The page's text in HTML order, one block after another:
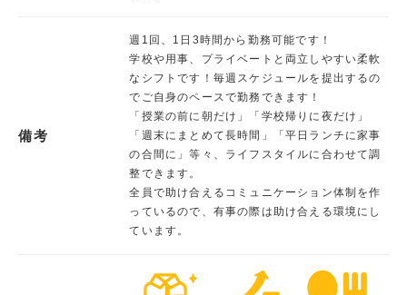
備考
週1回、1日3時間から勤務可能です！
学校や用事、プライベートと両立しやすい柔軟
なシフトです！毎週スケジュールを提出するの
でご自身のペースで勤務できます！
「授業の前に朝だけ」「学校帰りに夜だけ」
「週末にまとめて長時間」「平日ランチに家事
の合間に」等々、ライフスタイルに合わせて調
整できます。
全員で助け合えるコミュニケーション体制を作
っているので、有事の際は助け合える環境にし
ています。